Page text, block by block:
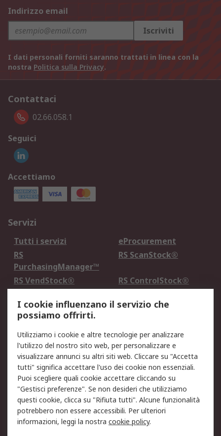
Indirizzo email
Iscriviti
I dati personali forniti saranno trattati in linea con la
nostra Politica sulla Privacy.
Contattaci
02.66.058.1
Seguici
Accettiamo
Servizi
Tutti i servizi
eProcurement
RS
PurchasingManager™
RS ScanStock®
RS VendStock®
RS ControlStock®
Legale
Informativa Cookie
Informativa Privacy -
Aggiornata
Email Security
Termini d'uso
Condizioni di vendita
Condizioni generali di
servizio
Etica e responsabilità
Chi Siamo
I cookie influenzano il servizio che
possiamo offrirti.
Utilizziamo i cookie e altre tecnologie per analizzare
l'utilizzo del nostro sito web, per personalizzare e
visualizzare annunci su altri siti web. Cliccare su "Accetta
tutti" significa accettare l'uso dei cookie non essenziali.
Puoi scegliere quali cookie accettare cliccando su
"Gestisci preferenze". Se non desideri che utilizziamo
questi cookie, clicca su "Rifiuta tutti". Alcune funzionalità
potrebbero non essere accessibili. Per ulteriori
informazioni, leggi la nostra cookie policy.